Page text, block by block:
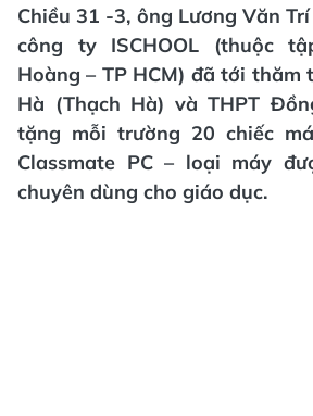
Chiều 31 -3, ông Lương Văn
công ty ISCHOOL (thuộc
Hoàng – TP HCM) đã tới thăm
Hà (Thạch Hà) và THPT
tặng mỗi trường 20 chiếc
Classmate PC – loại máy
chuyên dùng cho giáo dục.